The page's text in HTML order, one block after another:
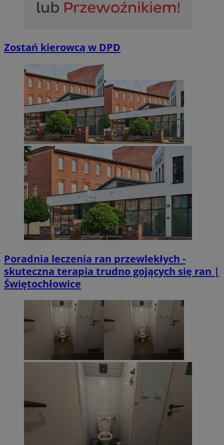
Zostań kierowcą w DPD
Poradnia leczenia ran przewlekłych -
skuteczna terapia trudno gojących się ran |
Świętochłowice